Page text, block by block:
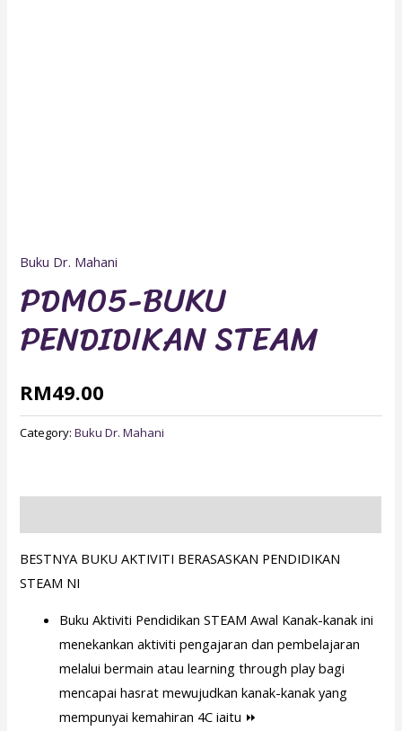
Buku Dr. Mahani
PDM05-BUKU
PENDIDIKAN STEAM
RM49.00
Category:Buku Dr. Mahani
BESTNYA BUKU AKTIVITI BERASASKAN PENDIDIKAN
STEAM NI
Buku Aktiviti Pendidikan STEAM Awal Kanak-kanak ini
menekankan aktiviti pengajaran dan pembelajaran
melalui bermain atau learning through play bagi
mencapai hasrat mewujudkan kanak-kanak yang
mempunyai kemahiran 4C iaitu ⏩